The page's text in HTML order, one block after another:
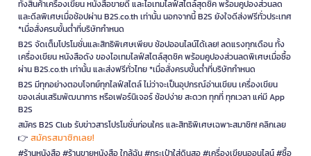
ทั้งสินค้าเครื่องเขียน หนังสือขายดี และไอเทมไลฟ์สไตล์สุดชิค พร้อมคูปองส่วนลด
และดีลพิเศษเมื่อช้อปผ่าน B2S.co.th เท่านั้น นอกจากนี้ B2S ยังใจดีส่งฟรีทั่วประเทศ
*เมื่อสั่งครบขั้นต่ำที่บริษัทกำหนด
B2S จัดเต็มโปรโมชั่นและสิทธิพิเศษเพียบ ช้อปออนไลน์ได้เลย! ลดแรงทุกเดือน ทั้ง
เครื่องเขียน หนังสือดัง ของไอเทมไลฟ์สไตล์สุดชิค พร้อมคูปองส่วนลดพิเศษเมื่อซื้อ
ผ่าน B2S.co.th เท่านั้น และส่งฟรีทั่วไทย *เมื่อสั่งครบขั้นต่ำที่บริษัทกำหนด
B2S มีทุกอย่างตอบโจทย์ทุกไลฟ์สไตล์ ไม่ว่าจะเป็นอุปกรณ์อ่านเขียน เครื่องเขียน
ของเล่นเสริมพัฒนาการ หรือเฟอร์นิเจอร์ ช้อปง่าย สะดวก ทุกที่ ทุกเวลา แค่มี App
B2S
สมัคร B2S Club รับข่าวสารโปรโมชั่นก่อนใคร และสิทธิพิเศษเฉพาะสมาชิก! คลิกเลย
👉 สมัครสมาชิกเลย!
#ร้านหนังสือ #ร้านขายหนังสือ ใกล้ฉัน #กระเป๋าใส่ดินสอ #เครื่องเขียนออนไลน์ #ซื้อ